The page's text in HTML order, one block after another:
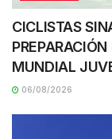
CICLISTAS
MUNDIAL
06/08/2026